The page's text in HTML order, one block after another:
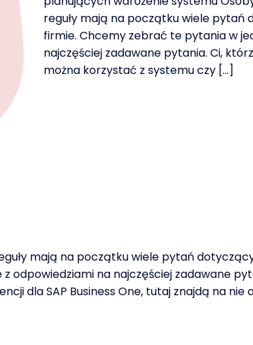
reguły mają na początku wiele
firmie. Chcemy zebrać te pytania w
najczęściej zadawane pytania. Ci,
można korzystać z systemu czy […]
mają na początku wiele pytań
na najczęściej zadawane
dla SAP Business One, tutaj znajdą na nie